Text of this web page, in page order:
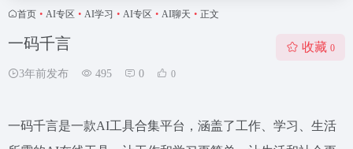
首页 • AI专区 • AI学习 • AI专区 • AI聊天 • 正文
一码千言
3年前发布 495 0 0
收藏 0
一码千言是一款AI工具合集平台，涵盖了工作、学习、生活